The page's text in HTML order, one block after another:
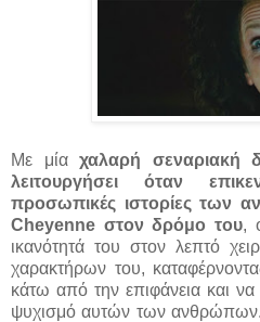
Με μίαχαλαρή σεναριακή
λειτουργήσει όταν
προσωπικές ιστορίες των
Cheyenne στον δρόμο του,
ικανότητά του στον λεπτό
χαρακτήρων του,
κάτω από την επιφάνεια και
ψυχισμό αυτών των